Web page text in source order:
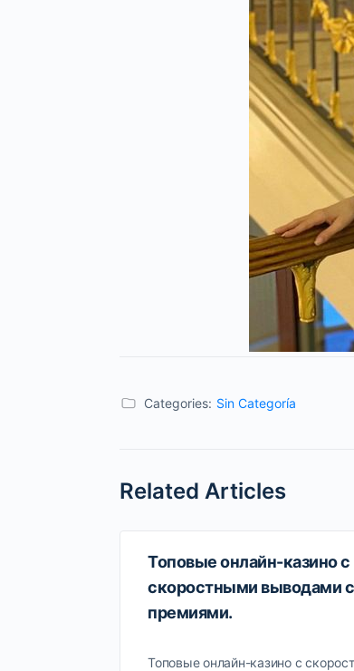
Categories: Sin Categoría
Related Articles
Топовые онлайн-казино с
скоростными выводами
премиями.
Топовые онлайн-казино с